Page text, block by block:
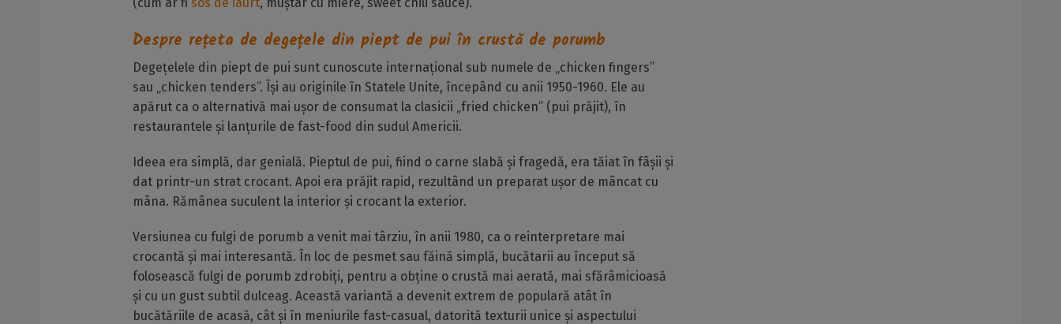
Despre rețeta de degețele din piept de pui în crustă de porumb
Degețelele din piept de pui sunt cunoscute internațional sub numele de „chicken fingers”
sau „chicken tenders”. Își au originile în Statele Unite, începând cu anii 1950-1960. Ele au
apărut ca o alternativă mai ușor de consumat la clasicii „fried chicken” (pui prăjit), în
restaurantele și lanțurile de fast-food din sudul Americii.
Ideea era simplă, dar genială. Pieptul de pui, fiind o carne slabă și fragedă, era tăiat în fâșii și
dat printr-un strat crocant. Apoi era prăjit rapid, rezultând un preparat ușor de mâncat cu
mâna. Rămânea suculent la interior și crocant la exterior.
Versiunea cu fulgi de porumb a venit mai târziu, în anii 1980, ca o reinterpretare mai
crocantă și mai interesantă. În loc de pesmet sau făină simplă, bucătarii au început să
folosească fulgi de porumb zdrobiți, pentru a obține o crustă mai aerată, mai sfărâmicioasă
și cu un gust subtil dulceag. Această variantă a devenit extrem de populară atât în
bucătăriile de acasă, cât și în meniurile fast-casual, datorită texturii unice și aspectului